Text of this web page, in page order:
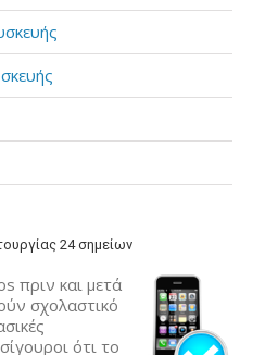
24 σημείων
πριν και μετά
σχολαστικό
ότι το